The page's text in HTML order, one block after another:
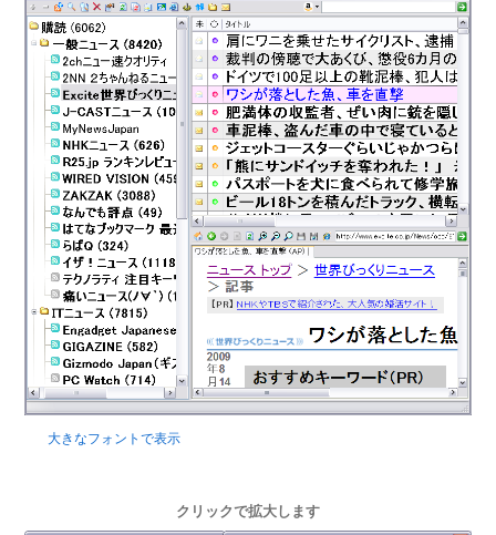
大きなフォントで表示
クリックで拡大します